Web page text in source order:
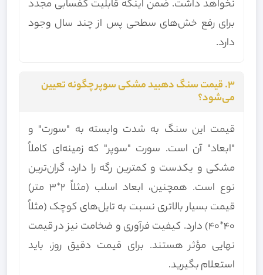
نخواهد داشت. ضمن اینکه قابلیت کفسابی مجدد
برای رفع خش‌های سطحی پس از چند سال وجود
دارد.
۳. قیمت سنگ دهبید مشکی سوپر چگونه تعیین
می‌شود؟
قیمت این سنگ به شدت وابسته به "سورت" و
"ابعاد" آن است. سورت "سوپر" که زمینه‌ای کاملاً
مشکی و یکدست و کمترین رگه را دارد، گران‌ترین
نوع است. همچنین، ابعاد اسلب (مثلاً ۲*۳ متر)
قیمت بسیار بالاتری نسبت به تایل‌های کوچک (مثلاً
۴۰*۴۰) دارد. کیفیت فرآوری و ضخامت نیز در قیمت
نهایی مؤثر هستند. برای قیمت دقیق روز، باید
استعلام بگیرید.